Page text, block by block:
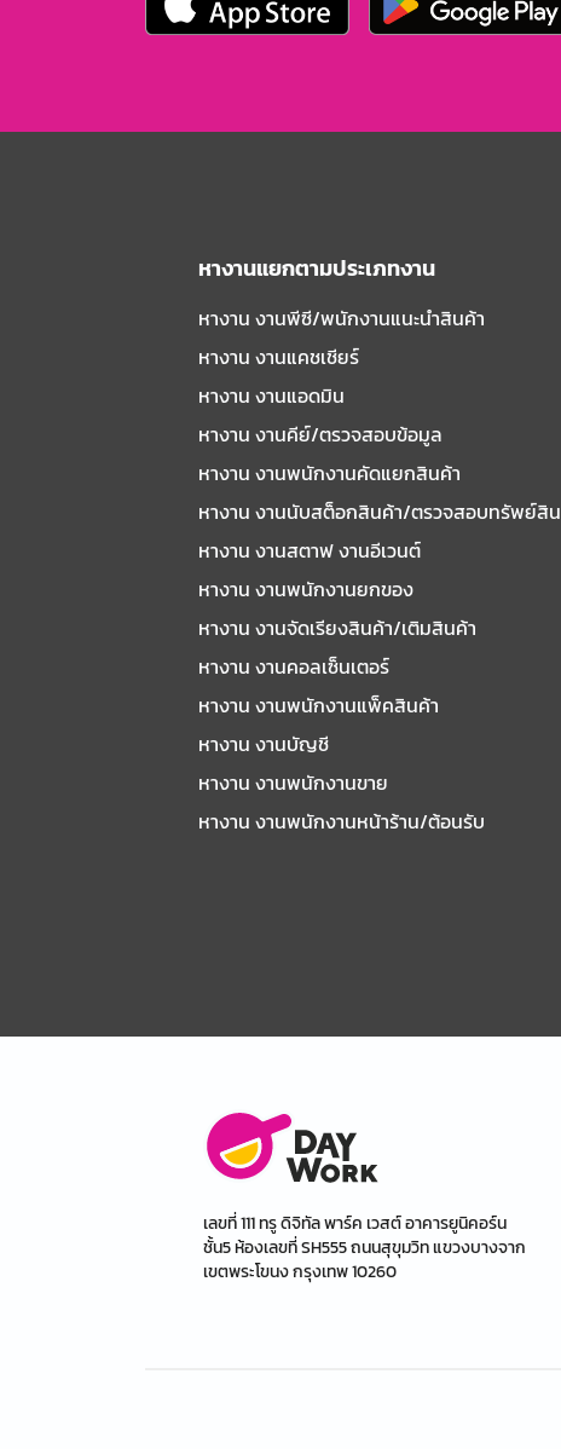
หางานแยกตามประเภทงาน
หางาน งานพีซี/พนักงานแนะนําสินค้า
หางาน งานแคชเชียร์
หางาน งานแอดมิน
หางาน งานคีย์/ตรวจสอบข้อมูล
หางาน งานพนักงานคัดแยกสินค้า
หางาน งานนับสต็อกสินค้า/ตรวจสอบทรัพย์สิน
หางาน งานสตาฟ งานอีเวนต์
หางาน งานพนักงานยกของ
หางาน งานจัดเรียงสินค้า/เติมสินค้า
หางาน งานคอลเซ็นเตอร์
หางาน งานพนักงานแพ็คสินค้า
หางาน งานบัญชี
หางาน งานพนักงานขาย
หางาน งานพนักงานหน้าร้าน/ต้อนรับ
เลขที่ 111 ทรู ดิจิทัล พาร์ค เวสต์ อาคารยูนิคอร์น
ชั้น5 ห้องเลขที่ SH555 ถนนสุขุมวิท แขวงบางจาก
เขตพระโขนง กรุงเทพ 10260